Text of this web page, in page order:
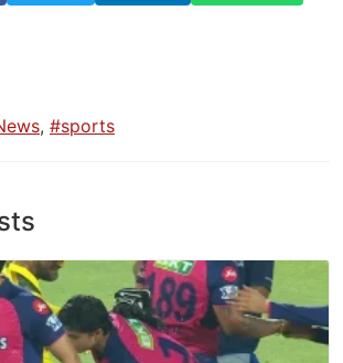
, #sports